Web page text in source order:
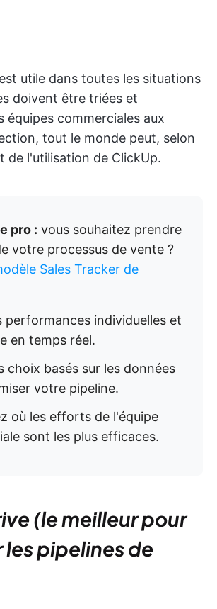
utile dans toutes les situations
doivent être triées et
équipes commerciales aux
tout le monde peut, selon
de l'utilisation de ClickUp.
pro : vous souhaitez prendre
votre processus de vente ?
Sales Tracker de
performances individuelles et
en temps réel.
choix basés sur les données
votre pipeline.
où les efforts de l'équipe
sont les plus efficaces.
(le meilleur pour
les pipelines de